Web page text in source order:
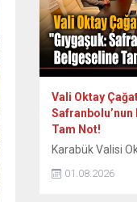
Vali Oktay
Tam Not!
Karabük Valisi
somut olmayan
01.08.2026